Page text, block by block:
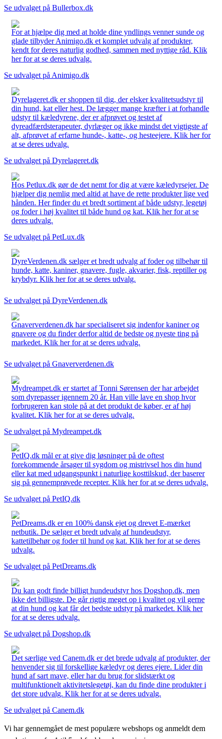
Se udvalget på Bullerbox.dk
For at hjælpe dig med at holde dine yndlings venner sunde og
glade tilbyder Animigo.dk et komplet udvalg af produkter,
kendt for deres naturlig godhed, sammen med nyttige råd. Klik
her for at se deres udvalg.
Se udvalget på Animigo.dk
Dyrelageret.dk er shoppen til dig, der elsker kvalitetsudstyr til
din hund, kat eller hest. De lægger mange kræfter i at forhandle
udstyr til kæledyrene, der er afprøvet og testet af
dyreadfærdsterapeuter, dyrlæger og ikke mindst det vigtigste af
alt, afprøvet af erfarne hunde-, katte-, og hesteejere. Klik her for
at se deres udvalg.
Se udvalget på Dyrelageret.dk
Hos Petlux.dk gør de det nemt for dig at være kæledyrsejer. De
hjælper dig nemlig med altid at have de rette produkter lige ved
hånden. Her finder du et bredt sortiment af både udstyr, legetøj
og foder i høj kvalitet til både hund og kat. Klik her for at se
deres udvalg.
Se udvalget på PetLux.dk
DyreVerdenen.dk sælger et bredt udvalg af foder og tilbehør til
hunde, katte, kaniner, gnavere, fugle, akvarier, fisk, reptiller og
krybdyr. Klik her for at se deres udvalg.
Se udvalget på DyreVerdenen.dk
Gnaververdenen.dk har specialiseret sig indenfor kaniner og
gnavere og du finder derfor altid de bedste og nyeste ting på
markedet. Klik her for at se deres udvalg.
Se udvalget på Gnaververdenen.dk
Mydreampet.dk er startet af Tonni Sørensen der har arbejdet
som dyrepasser igennem 20 år. Han ville lave en shop hvor
forbrugeren kan stole på at det produkt de køber, er af høj
kvalitet. Klik her for at se deres udvalg.
Se udvalget på Mydreampet.dk
PetIQ.dk mål er at give dig løsninger på de oftest
forekommende årsager til sygdom og mistrivsel hos din hund
eller kat med udgangspunkt i naturlige kosttilskud, der baserer
sig på gennemprøvede recepter. Klik her for at se deres udvalg.
Se udvalget på PetIQ.dk
PetDreams.dk er en 100% dansk ejet og drevet E-mærket
netbutik. De sælger et bredt udvalg af hundeudstyr,
kattetilbehør og foder til hund og kat. Klik her for at se deres
udvalg.
Se udvalget på PetDreams.dk
Du kan godt finde billigt hundeudstyr hos Dogshop.dk, men
ikke det billigste. De går rigtig meget op i kvalitet og vil gerne
at din hund og kat får det bedste udstyr på markedet. Klik her
for at se deres udvalg.
Se udvalget på Dogshop.dk
Det særlige ved Canem.dk er det brede udvalg af produkter, der
henvender sig til forskellige kæledyr og deres ejere. Lider din
hund af sart mave, eller har du brug for slidstærkt og
multifunktionelt aktivitetslegetøj, kan du finde dine produkter i
det store udvalg. Klik her for at se deres udvalg.
Se udvalget på Canem.dk
Vi har gennemgået de mest populære webshops og anmeldt dem